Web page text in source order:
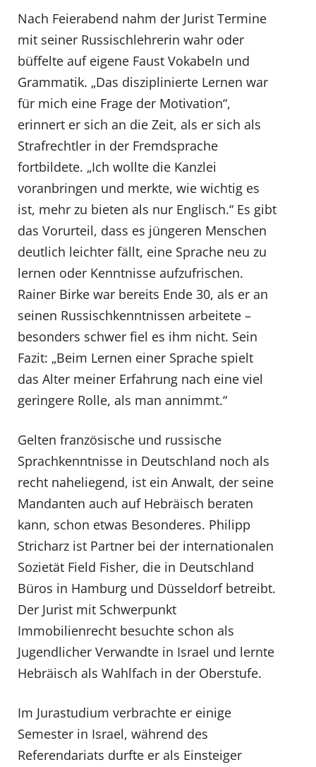
Nach Feierabend nahm der Jurist Termine
mit seiner Russischlehrerin wahr oder
büffelte auf eigene Faust Vokabeln und
Grammatik. „Das disziplinierte Lernen war
für mich eine Frage der Motivation“,
erinnert er sich an die Zeit, als er sich als
Strafrechtler in der Fremdsprache
fortbildete. „Ich wollte die Kanzlei
voranbringen und merkte, wie wichtig es
ist, mehr zu bieten als nur Englisch.“ Es gibt
das Vorurteil, dass es jüngeren Menschen
deutlich leichter fällt, eine Sprache neu zu
lernen oder Kenntnisse aufzufrischen.
Rainer Birke war bereits Ende 30, als er an
seinen Russischkenntnissen arbeitete –
besonders schwer fiel es ihm nicht. Sein
Fazit: „Beim Lernen einer Sprache spielt
das Alter meiner Erfahrung nach eine viel
geringere Rolle, als man annimmt.“
Gelten französische und russische
Sprachkenntnisse in Deutschland noch als
recht naheliegend, ist ein Anwalt, der seine
Mandanten auch auf Hebräisch beraten
kann, schon etwas Besonderes. Philipp
Stricharz ist Partner bei der internationalen
Sozietät Field Fisher, die in Deutschland
Büros in Hamburg und Düsseldorf betreibt.
Der Jurist mit Schwerpunkt
Immobilienrecht besuchte schon als
Jugendlicher Verwandte in Israel und lernte
Hebräisch als Wahlfach in der Oberstufe.
Im Jurastudium verbrachte er einige
Semester in Israel, während des
Referendariats durfte er als Einsteiger